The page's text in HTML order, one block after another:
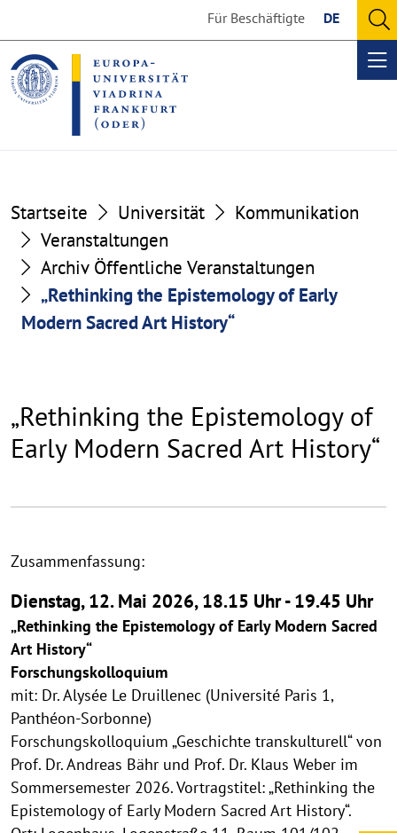
the
content
section
the
footer
section
Für Beschäftigte DE
Startseite Universität
Kommunikation
Veranstaltungen
Archiv Öffentliche Veranstaltungen
„Rethinking the Epistemology of Early
Modern Sacred Art History“
„Rethinking the Epistemology of
Early Modern Sacred Art History“
Zusammenfassung:
Dienstag, 12. Mai 2026, 18.15 Uhr - 19.45 Uhr
„Rethinking the Epistemology of Early Modern Sacred
Art History“
Forschungskolloquium
mit: Dr. Alysée Le Druillenec (Université Paris 1,
Panthéon-Sorbonne)
Forschungskolloquium „Geschichte transkulturell“ von
Prof. Dr. Andreas Bähr und Prof. Dr. Klaus Weber im
Sommersemester 2026. Vortragstitel: „Rethinking the
Epistemology of Early Modern Sacred Art History“.